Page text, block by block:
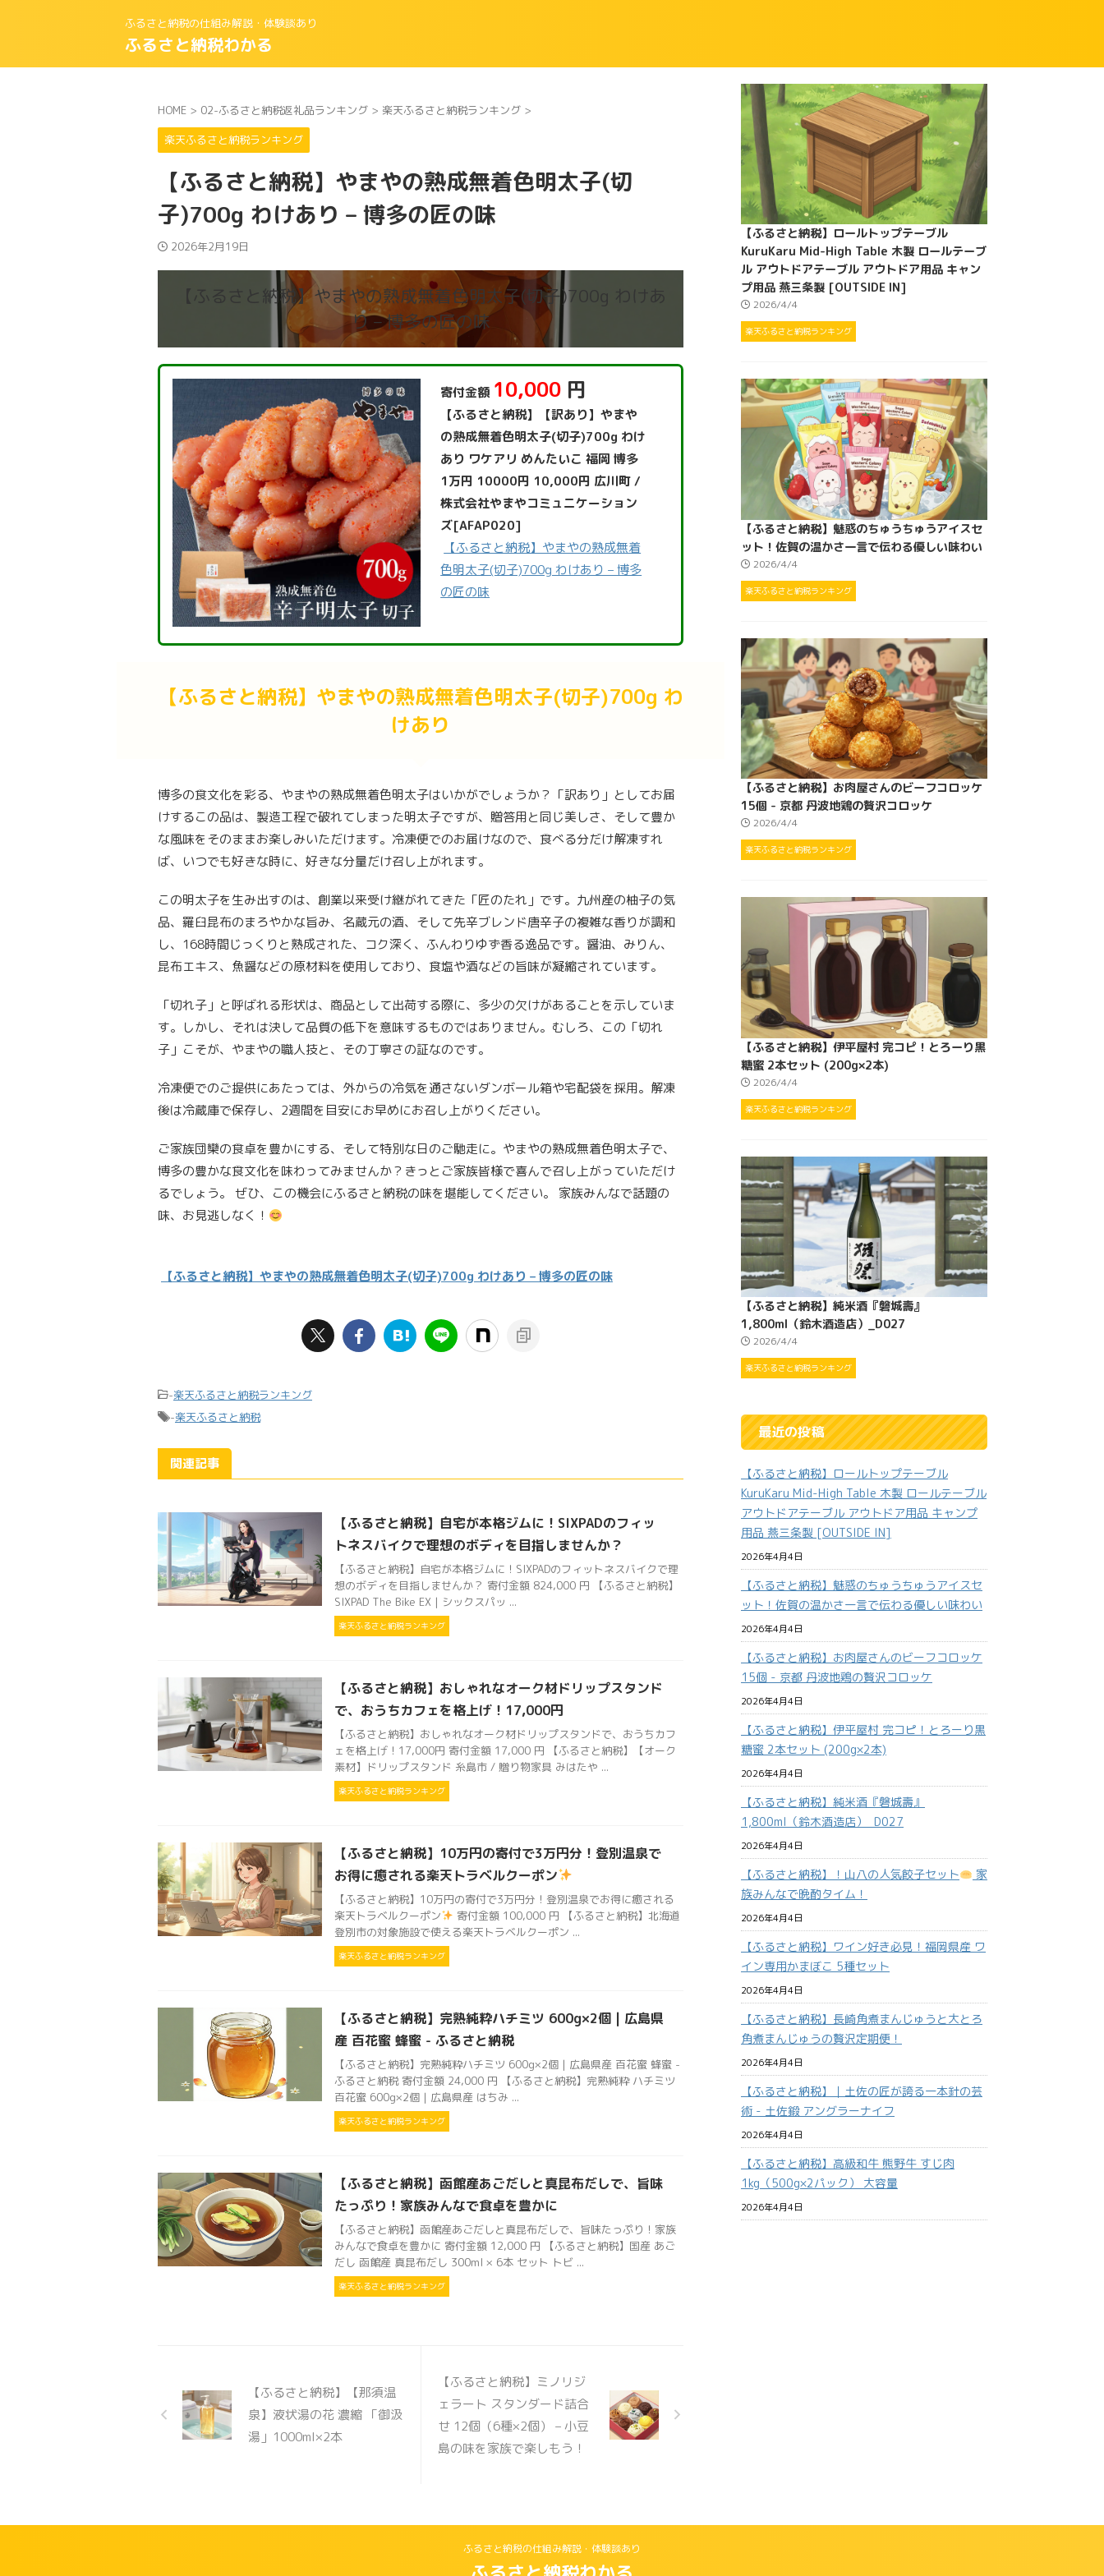
ふるさと納税の仕組み解説・体験談あり
ふるさと納税わかる
HOME > 02-ふるさと納税返礼品ランキング > 楽天ふるさと納税ランキング >
楽天ふるさと納税ランキング
【ふるさと納税】やまやの熟成無着色明太子(切
子)700g わけあり – 博多の匠の味
2026年2月19日
【ふるさと納税】やまやの熟成無着色明太子(切子)700g わけあ
り – 博多の匠の味
寄付金額 10,000 円
【ふるさと納税】【訳あり】やまや
の熟成無着色明太子(切子)700g わけ
あり ワケアリ めんたいこ 福岡 博多
1万円 10000円 10,000円 広川町 /
株式会社やまやコミュニケーション
ズ[AFAP020]
【ふるさと納税】やまやの熟成無着
色明太子(切子)700g わけあり – 博多
の匠の味
【ふるさと納税】やまやの熟成無着色明太子(切子)700g わ
けあり
博多の食文化を彩る、やまやの熟成無着色明太子はいかがでしょうか？「訳あり」としてお届
けするこの品は、製造工程で破れてしまった明太子ですが、贈答用と同じ美しさ、そして豊か
な風味をそのままお楽しみいただけます。冷凍便でのお届けなので、食べる分だけ解凍すれ
ば、いつでも好きな時に、好きな分量だけ召し上がれます。
この明太子を生み出すのは、創業以来受け継がれてきた「匠のたれ」です。九州産の柚子の気
品、羅臼昆布のまろやかな旨み、名蔵元の酒、そして先辛ブレンド唐辛子の複雑な香りが調和
し、168時間じっくりと熟成された、コク深く、ふんわりゆず香る逸品です。醤油、みりん、
昆布エキス、魚醤などの原材料を使用しており、食塩や酒などの旨味が凝縮されています。
「切れ子」と呼ばれる形状は、商品として出荷する際に、多少の欠けがあることを示していま
す。しかし、それは決して品質の低下を意味するものではありません。むしろ、この「切れ
子」こそが、やまやの職人技と、その丁寧さの証なのです。
冷凍便でのご提供にあたっては、外からの冷気を通さないダンボール箱や宅配袋を採用。解凍
後は冷蔵庫で保存し、2週間を目安にお早めにお召し上がりください。
ご家族団欒の食卓を豊かにする、そして特別な日のご馳走に。やまやの熟成無着色明太子で、
博多の豊かな食文化を味わってみませんか？きっとご家族皆様で喜んで召し上がっていただけ
るでしょう。 ぜひ、この機会にふるさと納税の味を堪能してください。 家族みんなで話題の
味、お見逃しなく！
【ふるさと納税】やまやの熟成無着色明太子(切子)700g わけあり – 博多の匠の味
-楽天ふるさと納税ランキング
-楽天ふるさと納税
関連記事
【ふるさと納税】自宅が本格ジムに！SIXPADのフィッ
トネスバイクで理想のボディを目指しませんか？
【ふるさと納税】自宅が本格ジムに！SIXPADのフィットネスバイクで理
想のボディを目指しませんか？ 寄付金額 824,000 円 【ふるさと納税】
SIXPAD The Bike EX | シックスパッ ...
楽天ふるさと納税ランキング
【ふるさと納税】おしゃれなオーク材ドリップスタンド
で、おうちカフェを格上げ！17,000円
【ふるさと納税】おしゃれなオーク材ドリップスタンドで、おうちカフ
ェを格上げ！17,000円 寄付金額 17,000 円 【ふるさと納税】【オーク
素材】ドリップスタンド 糸島市 / 贈り物家具 みはたや ...
楽天ふるさと納税ランキング
【ふるさと納税】10万円の寄付で3万円分！登別温泉で
お得に癒される楽天トラベルクーポン
【ふるさと納税】10万円の寄付で3万円分！登別温泉でお得に癒される
楽天トラベルクーポン
寄付金額 100,000 円 【ふるさと納税】北海道
登別市の対象施設で使える楽天トラベルクーポン ...
楽天ふるさと納税ランキング
【ふるさと納税】完熟純粋ハチミツ 600g×2個 | 広島県
産 百花蜜 蜂蜜 - ふるさと納税
【ふるさと納税】完熟純粋ハチミツ 600g×2個 | 広島県産 百花蜜 蜂蜜 -
ふるさと納税 寄付金額 24,000 円 【ふるさと納税】完熟純粋 ハチミツ
百花蜜 600g×2個｜広島県産 はちみ ...
楽天ふるさと納税ランキング
【ふるさと納税】函館産あごだしと真昆布だしで、旨味
たっぷり！家族みんなで食卓を豊かに
【ふるさと納税】函館産あごだしと真昆布だしで、旨味たっぷり！家族
みんなで食卓を豊かに 寄付金額 12,000 円 【ふるさと納税】国産 あご
だし 函館産 真昆布だし 300ml × 6本 セット トビ ...
楽天ふるさと納税ランキング
【ふるさと納税】【那須温
泉】液状湯の花 濃縮 「御汲
湯」1000ml×2本
【ふるさと納税】ミノリジ
ェラート スタンダード詰合
せ 12個（6種×2個） – 小豆
島の味を家族で楽しもう！
【ふるさと納税】ロールトップテーブル
KuruKaru Mid-High Table 木製 ロールテーブ
ル アウトドアテーブル アウトドア用品 キャン
プ用品 燕三条製 [OUTSIDE IN]
2026/4/4
楽天ふるさと納税ランキング
【ふるさと納税】魅惑のちゅうちゅうアイスセ
ット！佐賀の温かさ一言で伝わる優しい味わい
2026/4/4
楽天ふるさと納税ランキング
【ふるさと納税】お肉屋さんのビーフコロッケ
15個 - 京都 丹波地鶏の贅沢コロッケ
2026/4/4
楽天ふるさと納税ランキング
【ふるさと納税】伊平屋村 完コピ！とろーり黒
糖蜜 2本セット (200g×2本)
2026/4/4
楽天ふるさと納税ランキング
【ふるさと納税】純米酒『磐城壽』
1,800ml（鈴木酒造店）_D027
2026/4/4
楽天ふるさと納税ランキング
最近の投稿
【ふるさと納税】ロールトップテーブル
KuruKaru Mid-High Table 木製 ロールテーブル
アウトドアテーブル アウトドア用品 キャンプ
用品 燕三条製 [OUTSIDE IN]
2026年4月4日
【ふるさと納税】魅惑のちゅうちゅうアイスセ
ット！佐賀の温かさ一言で伝わる優しい味わい
2026年4月4日
【ふるさと納税】お肉屋さんのビーフコロッケ
15個 - 京都 丹波地鶏の贅沢コロッケ
2026年4月4日
【ふるさと納税】伊平屋村 完コピ！とろーり黒
糖蜜 2本セット (200g×2本)
2026年4月4日
【ふるさと納税】純米酒『磐城壽』
1,800ml（鈴木酒造店）_D027
2026年4月4日
【ふるさと納税】！山八の人気餃子セット
家
族みんなで晩酌タイム！
2026年4月4日
【ふるさと納税】ワイン好き必見！福岡県産 ワ
イン専用かまぼこ 5種セット
2026年4月4日
【ふるさと納税】長崎角煮まんじゅうと大とろ
角煮まんじゅうの贅沢定期便！
2026年4月4日
【ふるさと納税】｜土佐の匠が誇る一本針の芸
術 - 土佐鍛 アングラーナイフ
2026年4月4日
【ふるさと納税】高級和牛 熊野牛 すじ肉
1kg（500g×2パック） 大容量
2026年4月4日
ふるさと納税の仕組み解説・体験談あり